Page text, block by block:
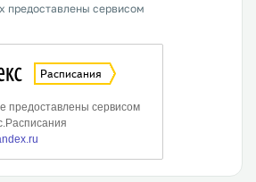
предоставлены сервисом